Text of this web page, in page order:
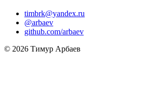
timbrk@yandex.ru
@arbaev
github.com/arbaev
© 2026 Тимур Арбаев